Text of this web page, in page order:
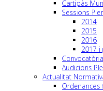
Cartipàs
Sessions
2014
2015
2016
2017 i
Audicions Ple
Actualitat
Ordenances